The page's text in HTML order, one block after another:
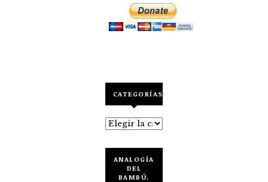
CATEGORÍAS
Categorías
ANALOGÍA
DEL
BAMBÚ.